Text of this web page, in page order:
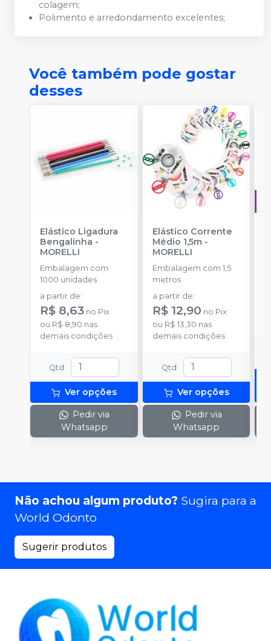
colagem;
Polimento e arredondamento excelentes;
Você também pode gostar
desses
Elástico Ligadura
Bengalinha -
MORELLI
Embalagem com
1000 unidades
a partir de:
R$ 8,63 no Pix
ou R$ 8,90 nas
demais condições
Qtd :
Ver opções
Pedir via
Whatsapp
Elástico Corrente
Médio 1,5m-
MORELLI
Embalagem com 1,5
metros
a partir de:
R$ 12,90 no Pix
ou R$ 13,30 nas
demais condições
Qtd :
Ver opções
Pedir via
Whatsapp
Não achou algum produto? Sugira para a
World Odonto
Sugerir produtos